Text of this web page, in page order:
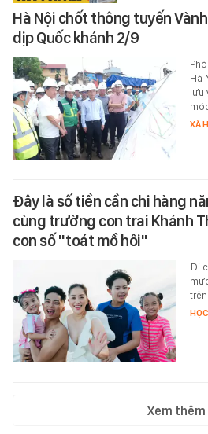
Hà Nội chốt thông tuyến
dịp Quốc khánh 2/9
Hà
lưu
XÃ
Đây là số tiền cần chi hàng
cùng trường con trai Khánh
con số "toát mồ hôi"
Đi
Xem thêm